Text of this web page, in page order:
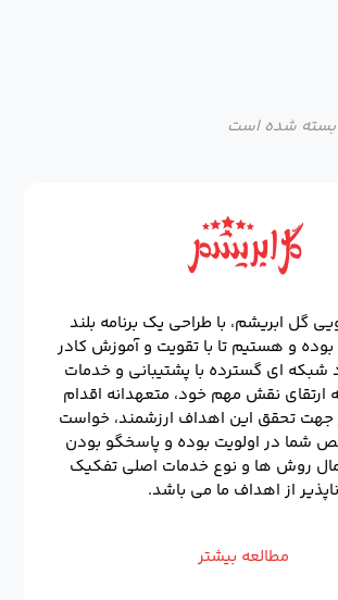
بسته شده است
گل ابریشم، با طراحی یک برنامه بلند
و هستیم تا با تقویت و آموزش کادر
شبکه ای گسترده با پشتیبانی و خدمات
ارتقای نقش مهم خود، متعهدانه اقدام
جهت تحقق این اهداف ارزشمند، خواست
شما در اولویت بوده و پاسخگو بودن
روش ها و نوع خدمات اصلی تفکیک
ناپذیر از اهداف ما می باشد.
مطالعه بیشتر